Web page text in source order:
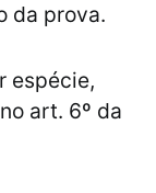
da prova.
espécie,
art. 6º da